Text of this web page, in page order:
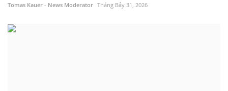
Tomas Kauer - News Moderator Tháng Bảy 31, 2026